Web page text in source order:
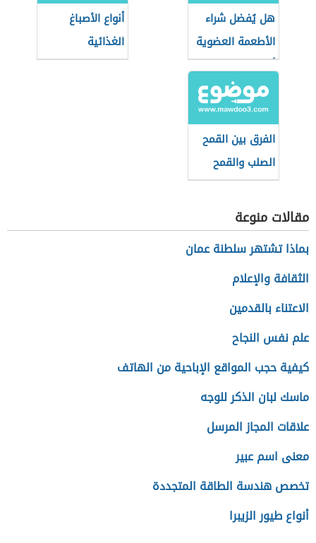
هل يُفضل شراء
الأطعمة العضوية
أثناء التسوق؟
أنواع الأصباغ
الغذائية
الفرق بين القمح
الصلب والقمح
الطري
مقالات منوعة
بماذا تشتهر سلطنة عمان
الثقافة والإعلام
الاعتناء بالقدمين
علم نفس النجاح
كيفية حجب المواقع الإباحية من الهاتف
ماسك لبان الذكر للوجه
علاقات المجاز المرسل
معنى اسم عبير
تخصص هندسة الطاقة المتجددة
أنواع طيور الزيبرا